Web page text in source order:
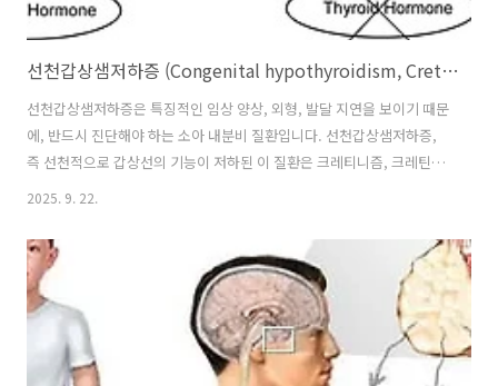
선천갑상샘저하증 (Congenital hypothyroidism, Cretinism)
선천갑상샘저하증은 특징적인 임상 양상, 외형, 발달 지연을 보이기 때문
에, 반드시 진단해야 하는 소아 내분비 질환입니다. 선천갑상샘저하증,
즉 선천적으로 갑상선의 기능이 저하된 이 질환은 크레티니즘, 크레틴병
Cretinism 이라고 불립니다. 크레틴병의 원인은 갑상샘 형성 부전 (약
지 않은 위치에 발생한 경우가 약 2/3로 설하, 설골하 위치 등 위치가 잘
못 발생한 경우입니다. 드물게 판모양 갑상샘을 보이는 경우도 있습니다.
그외 정상적인 갑상샘이 있으나, 갑상샘 호르몬 합성의 장애가 있는 경우
가 나머지 약 10%입니다 선천갑상선 저하증의 남녀 비율은 M:F = 1:2로
여아에서 더 흔하며, 출생 시 대부분 체중·신장은..
2025. 9. 22.